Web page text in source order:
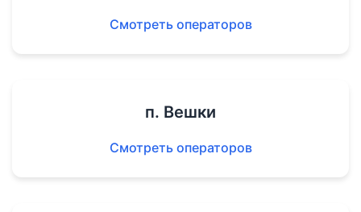
Смотреть операторов
п. Вешки
Смотреть операторов